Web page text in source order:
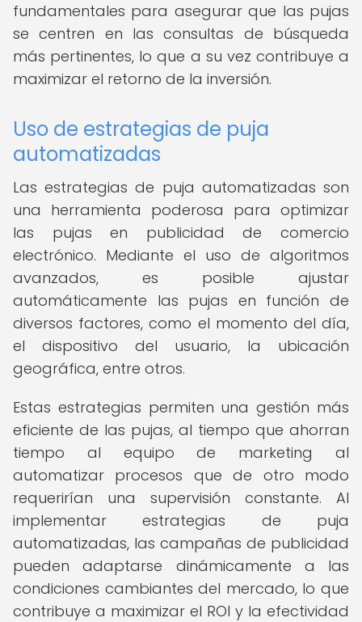
fundamentales para asegurar que las pujas
se centren en las consultas de búsqueda
más pertinentes, lo que a su vez contribuye a
maximizar el retorno de la inversión.
Uso de estrategias de puja
automatizadas
Las estrategias de puja automatizadas son
una herramienta poderosa para optimizar
las pujas en publicidad de comercio
electrónico. Mediante el uso de algoritmos
avanzados, es posible ajustar
automáticamente las pujas en función de
diversos factores, como el momento del día,
el dispositivo del usuario, la ubicación
geográfica, entre otros.
Estas estrategias permiten una gestión más
eficiente de las pujas, al tiempo que ahorran
tiempo al equipo de marketing al
automatizar procesos que de otro modo
requerirían una supervisión constante. Al
implementar estrategias de puja
automatizadas, las campañas de publicidad
pueden adaptarse dinámicamente a las
condiciones cambiantes del mercado, lo que
contribuye a maximizar el ROI y la efectividad